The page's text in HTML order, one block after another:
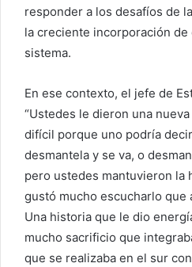
responder a los desafíos de
la creciente incorporación
sistema.
En ese contexto, el jefe de
“Ustedes le dieron una
difícil porque uno podría
desmantela y se va, o
pero ustedes mantuvieron la
gustó mucho escucharlo que
Una historia que le dio
mucho sacrificio que
que se realizaba en el sur